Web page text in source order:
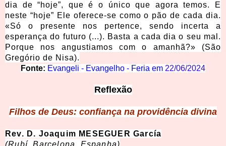
dia de “hoje”, que é o único que agora temos. E
neste “hoje” Ele oferece-se como o pão de cada dia.
«Só o presente nos pertence, sendo incerta a
esperança do futuro (...). Basta a cada dia o seu mal.
Porque nos angustiamos com o amanhã?» (São
Gregório de Nisa).
Fonte: Evangeli - Evangelho - Feria em 22/06/2024
Reflexão
Filhos de Deus: confiança na providência divina
Rev. D. Joaquim MESEGUER García